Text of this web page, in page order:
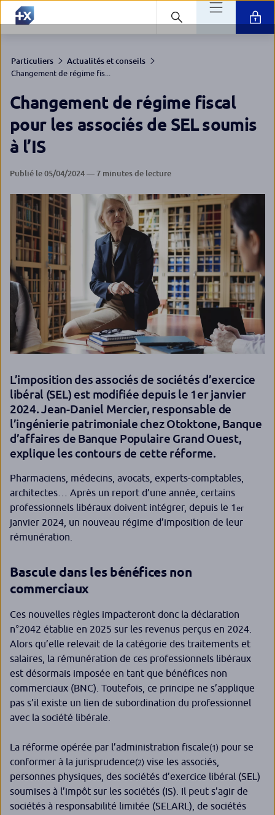
Particuliers
Actualités et conseils
Changement de régime fis...
Changement de régime fiscal
pour les associés de SEL soumis
à l’IS
Publié le 05/04/2024 — 7 minutes de lecture
L’imposition des associés de sociétés d’exercice
libéral (SEL) est modifiée depuis le 1er janvier
2024. Jean-Daniel Mercier, responsable de
l’ingénierie patrimoniale chez Otoktone, Banque
d’affaires de Banque Populaire Grand Ouest,
explique les contours de cette réforme.
Pharmaciens, médecins, avocats, experts-comptables,
architectes… Après un report d’une année, certains
professionnels libéraux doivent intégrer, depuis le 1er
janvier 2024, un nouveau régime d’imposition de leur
rémunération.
Bascule dans les bénéfices non
commerciaux
Ces nouvelles règles impacteront donc la déclaration
n°2042 établie en 2025 sur les revenus perçus en 2024.
Alors qu’elle relevait de la catégorie des traitements et
salaires, la rémunération de ces professionnels libéraux
est désormais imposée en tant que bénéfices non
commerciaux (BNC). Toutefois, ce principe ne s’applique
pas s’il existe un lien de subordination du professionnel
avec la société libérale.
La réforme opérée par l’administration fiscale(1) pour se
conformer à la jurisprudence(2) vise les associés,
personnes physiques, des sociétés d’exercice libéral (SEL)
soumises à l’impôt sur les sociétés (IS). Il peut s’agir de
sociétés à responsabilité limitée (SELARL), de sociétés